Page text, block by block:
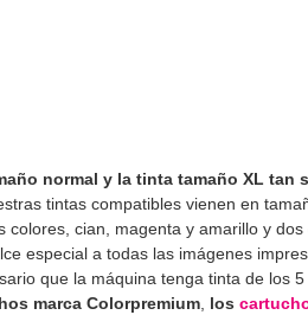
normal y la tinta tamaño XL tan
tintas compatibles vienen en
colores, cian, magenta y amarillo y
especial a todas las imágenes
que la máquina tenga tinta de los
marca Colorpremium, los